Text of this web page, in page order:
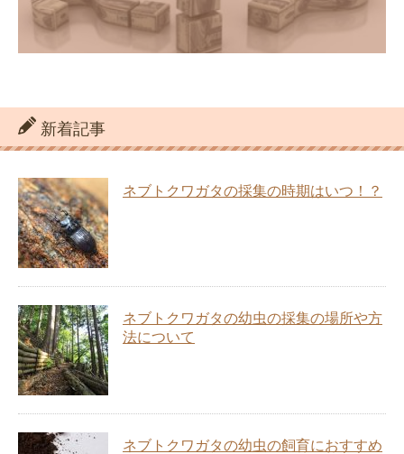
新着記事
ネブトクワガタの採集の時期はいつ！？
ネブトクワガタの幼虫の採集の場所や方
法について
ネブトクワガタの幼虫の飼育におすすめ